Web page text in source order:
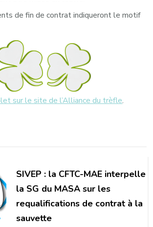
de fin de contrat indiqueront le motif
sur le site de l’Alliance du trèfle.
SIVEP : la CFTC-MAE interpelle
la SG du MASA sur les
requalifications de contrat à la
sauvette